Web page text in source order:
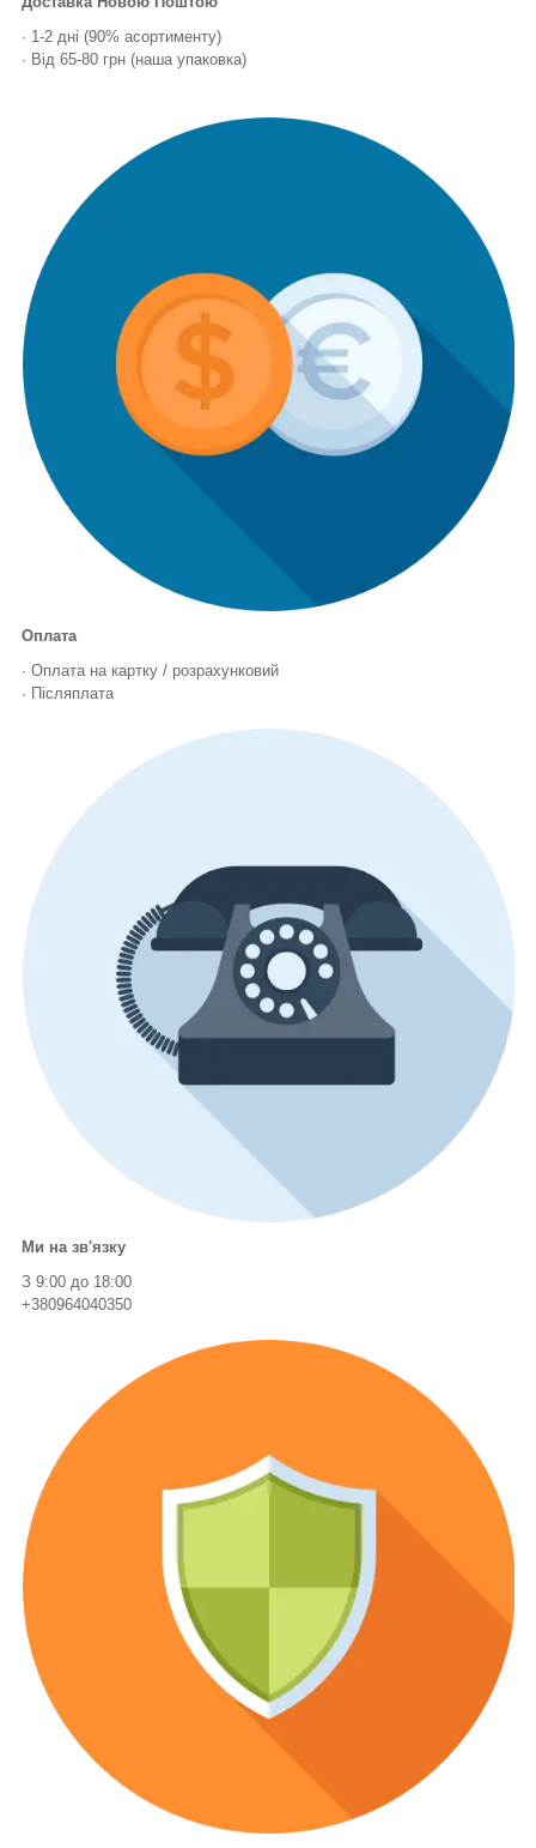
· 1-2 дні (90% асортименту)
· Від 65-80 грн (наша упаковка)
Оплата
· Оплата на картку / розрахунковий
· Післяплата
Ми на зв'язку
З 9:00 до 18:00
+380964040350